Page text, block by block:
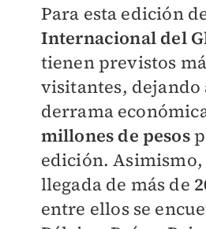
Para esta edición
Internacional del
tienen previstos
visitantes, dejando
derrama
millones de pesos
edición. Asimismo,
llegada de más de
entre ellos se